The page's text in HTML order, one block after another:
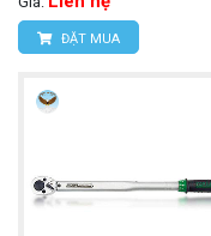
ĐẶT MUA